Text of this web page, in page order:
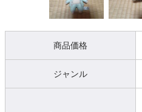
商品価格
ジャンル